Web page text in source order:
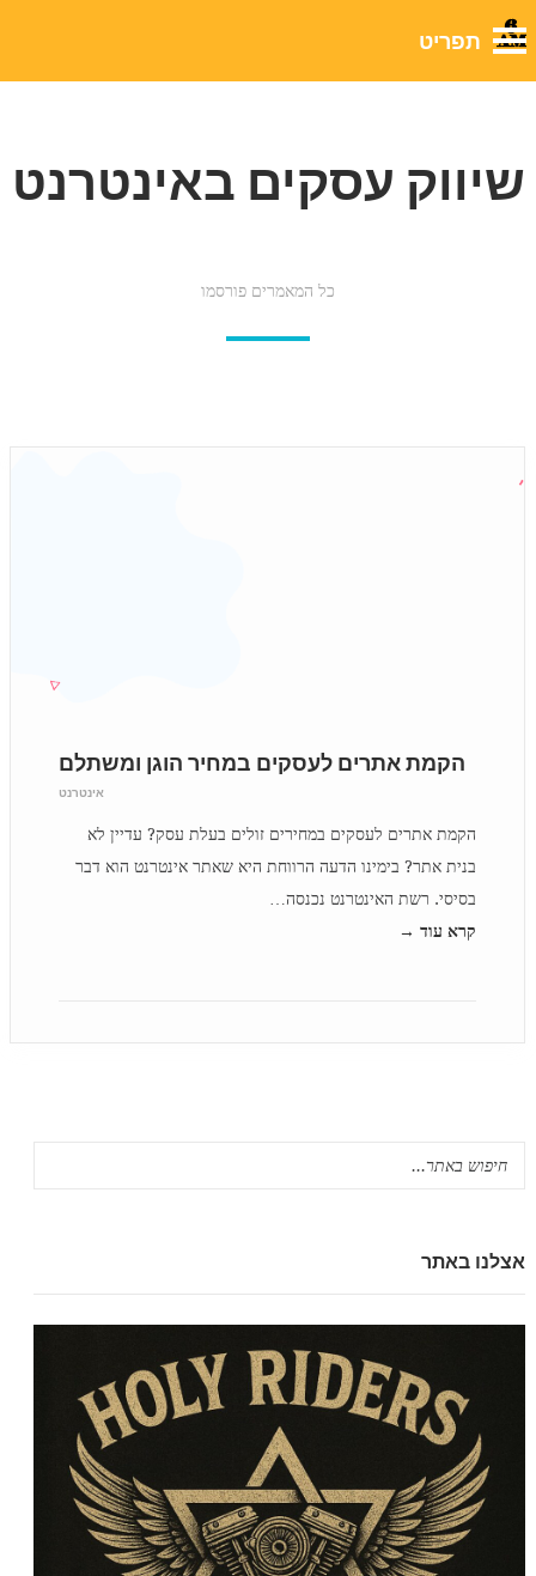
שיווק עסקים באינטרנט
כל המאמרים פורסמו
הקמת אתרים לעסקים במחיר הוגן ומשתלם
אינטרנט
הקמת אתרים לעסקים במחירים זולים בעלת עסק? עדיין לא
בנית אתר? בימינו הדעה הרווחת היא שאתר אינטרנט הוא דבר
בסיסי. רשת האינטרנט נכנסה…
קרא עוד →
אצלנו באתר